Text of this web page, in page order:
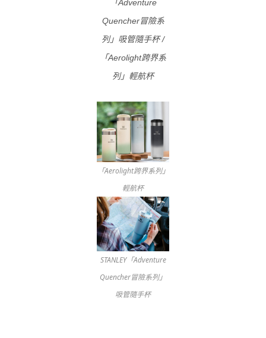
「Adventure
Quencher冒險系
列」吸管隨手杯 /
「Aerolight跨界系
列」輕航杯
「Aerolight跨界系列」
輕航杯
STANLEY「Adventure
Quencher冒險系列」
吸管隨手杯